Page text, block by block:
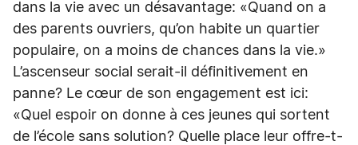
dans la vie avec un désavantage: «Quand on a
des parents ouvriers, qu’on habite un quartier
populaire, on a moins de chances dans la vie.»
L’ascenseur social serait-il définitivement en
panne? Le cœur de son engagement est ici:
«Quel espoir on donne à ces jeunes qui sortent
de l’école sans solution? Quelle place leur offre-t-